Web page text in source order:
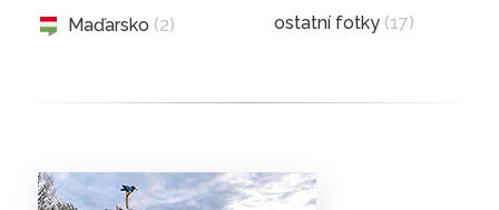
Maďarsko (2)
ostatní fotky (17)